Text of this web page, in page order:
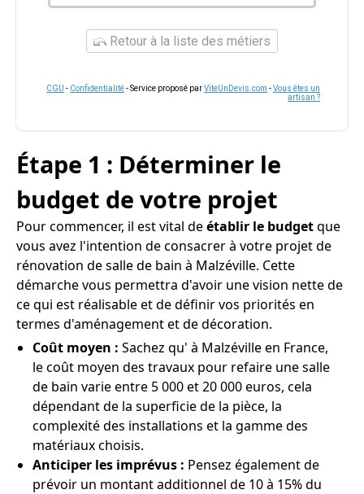
Retour à la liste des métiers
CGU - Confidentialité- Service proposé parViteUnDevis.com -Vous êtes un
artisan ?
Étape 1 : Déterminer le
budget de votre projet
Pour commencer, il est vital deétablir le budgetque
vous avez l'intention de consacrer à votre projet de
rénovation de salle de bain à Malzéville. Cette
démarche vous permettra d'avoir une vision nette de
ce qui est réalisable et de définir vos priorités en
termes d'aménagement et de décoration.
Coût moyen : Sachez qu' à Malzéville en France,
le coût moyen des travaux pour refaire une salle
de bain varie entre 5 000 et 20 000 euros, cela
dépendant de la superficie de la pièce, la
complexité des installations et la gamme des
matériaux choisis.
Anticiper les imprévus : Pensez également de
prévoir un montant additionnel de 10 à 15% du